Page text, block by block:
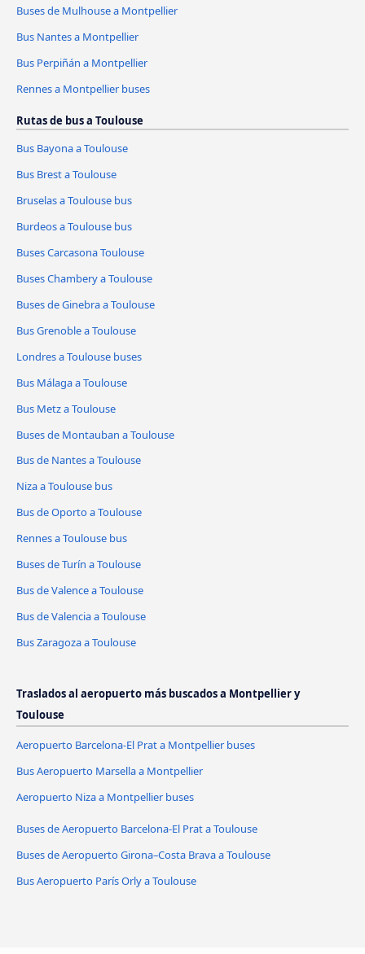
Buses de Mulhouse a Montpellier
Bus Nantes a Montpellier
Bus Perpiñán a Montpellier
Rennes a Montpellier buses
Rutas de bus a Toulouse
Bus Bayona a Toulouse
Bus Brest a Toulouse
Bruselas a Toulouse bus
Burdeos a Toulouse bus
Buses Carcasona Toulouse
Buses Chambery a Toulouse
Buses de Ginebra a Toulouse
Bus Grenoble a Toulouse
Londres a Toulouse buses
Bus Málaga a Toulouse
Bus Metz a Toulouse
Buses de Montauban a Toulouse
Bus de Nantes a Toulouse
Niza a Toulouse bus
Bus de Oporto a Toulouse
Rennes a Toulouse bus
Buses de Turín a Toulouse
Bus de Valence a Toulouse
Bus de Valencia a Toulouse
Bus Zaragoza a Toulouse
Traslados al aeropuerto más buscados a Montpellier y
Toulouse
Aeropuerto Barcelona-El Prat a Montpellier buses
Bus Aeropuerto Marsella a Montpellier
Aeropuerto Niza a Montpellier buses
Buses de Aeropuerto Barcelona-El Prat a Toulouse
Buses de Aeropuerto Girona–Costa Brava a Toulouse
Bus Aeropuerto París Orly a Toulouse